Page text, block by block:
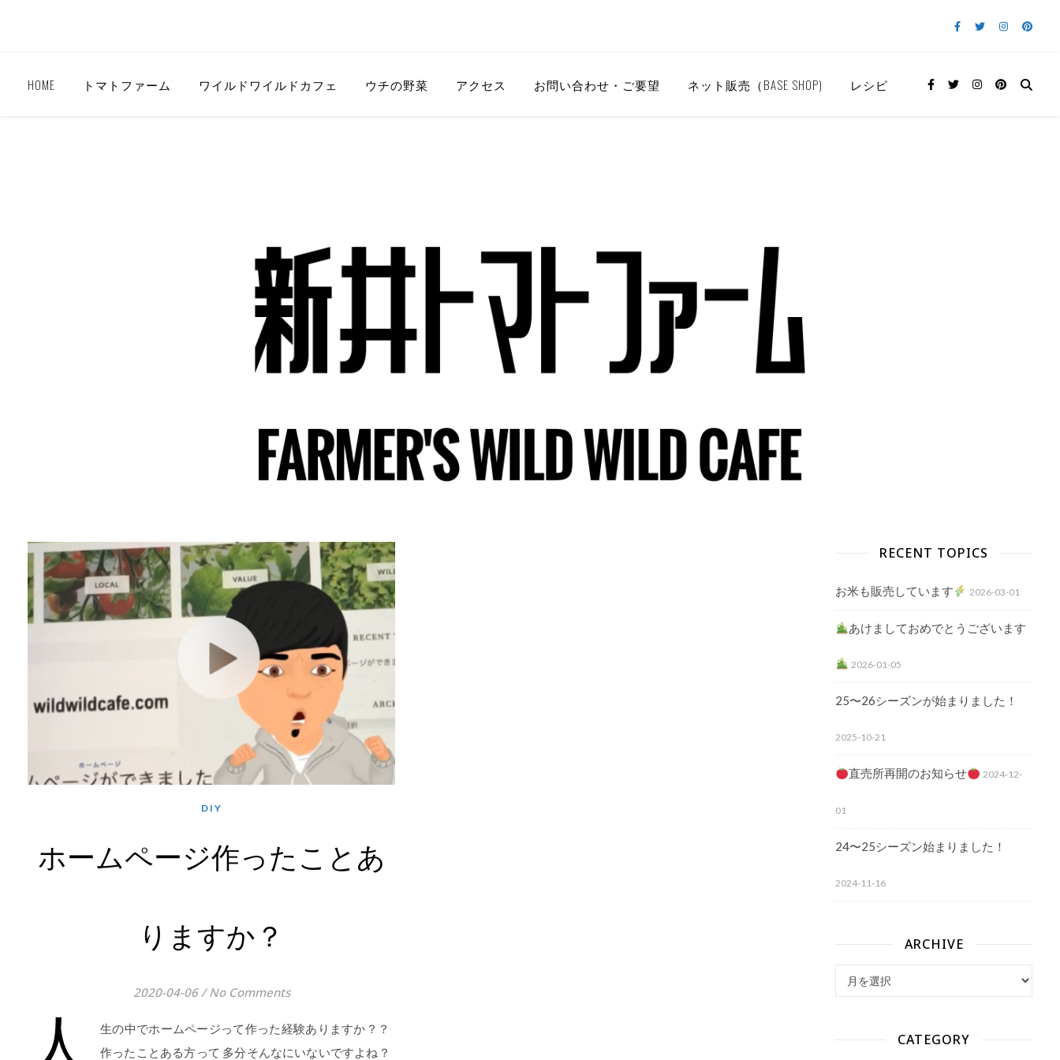
HOME トマトファーム ワイルドワイルドカフェ ウチの野菜 アクセス お問い合わせ・ご要望 ネット販売（BASE SHOP) レシピ
DIY
ホームページ作ったことあ
りますか？
2020-04-06 / No Comments
人
生の中でホームページって作った経験ありますか？？
作ったことある方って 多分そんなにいないですよね？
RECENT TOPICS
お米も販売しています 2026-03-01
あけましておめでとうございます
2026-01-05
25〜26シーズンが始まりました！
2025-10-21
直売所再開のお知らせ 2024-12-
01
24〜25シーズン始まりました！
2024-11-16
ARCHIVE
CATEGORY